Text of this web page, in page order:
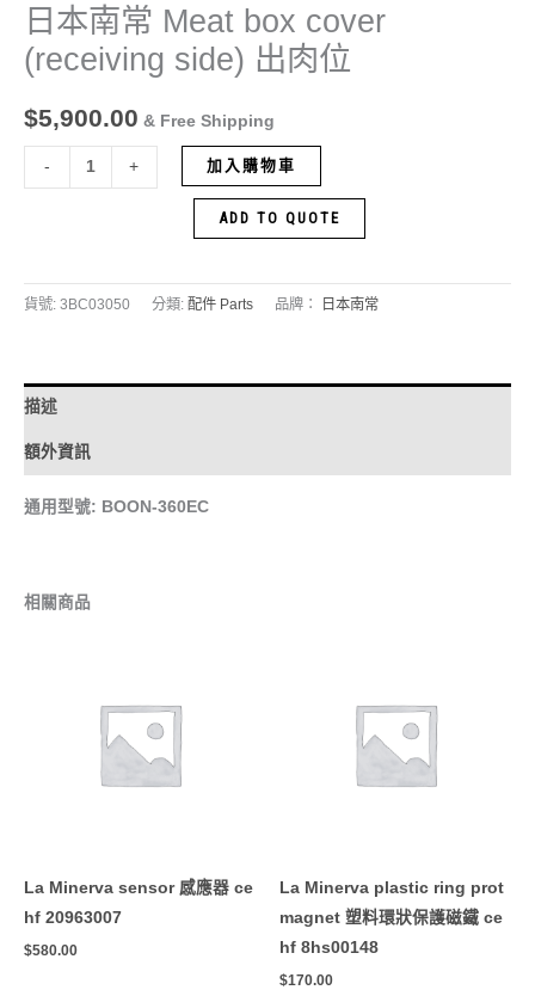
日本南常 Meat box cover
(receiving side) 出肉位
$5,900.00 & Free Shipping
- + 加入購物車
ADD TO QUOTE
貨號: 3BC03050 分類: 配件 Parts 品牌： 日本南常
描述
額外資訊
通用型號: BOON-360EC
相關商品
La Minerva sensor 感應器 ce
hf 20963007
$580.00
La Minerva plastic ring prot
magnet 塑料環狀保護磁鐵 ce
hf 8hs00148
$170.00